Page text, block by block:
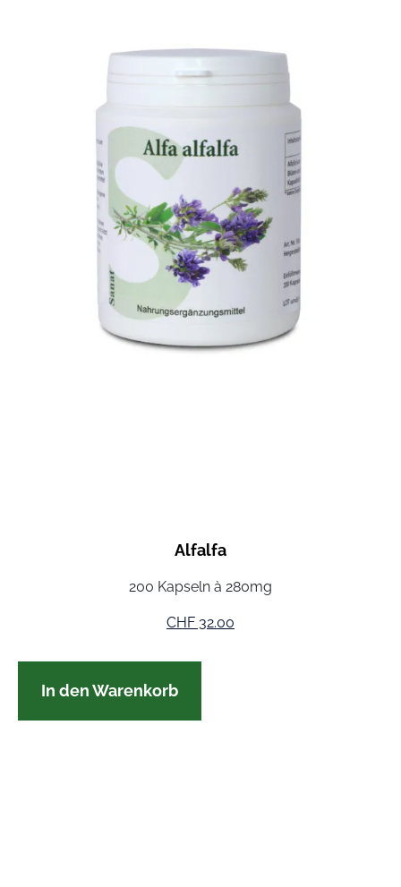
Alfalfa
200 Kapseln à 280mg
CHF 32.00
In den Warenkorb